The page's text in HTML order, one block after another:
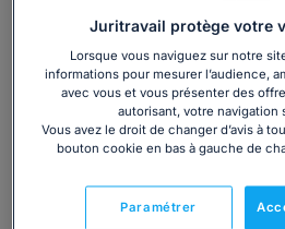
ou appelez le 01 75 75 42 33
vendredi)
Vous êtes
Présentation
Juritravail protège votre
Lorsque vous naviguez sur notre
informations pour mesurer l’audience,
avec vous et vous présenter des
autorisant, votre navigation
Vous avez le droit de changer d’avis à
bouton cookie en bas à gauche de
Paramétrer